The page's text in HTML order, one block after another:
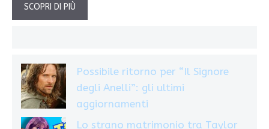
SCOPRI DI PIÙ
Possibile ritorno per “Il Signore
degli Anelli”: gli ultimi
aggiornamenti
Lo strano matrimonio tra Taylor